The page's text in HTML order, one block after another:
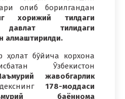
олиб борилгандан
хорижий тилдаги
давлат тилидаги
алмаштирилди.
ҳолат бўйича корхона
Ўзбекистон
жавобгарлик
178-моддаси
баённома